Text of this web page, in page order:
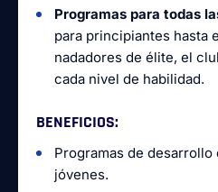
Programas para todas
para principiantes hasta
nadadores de élite, el
cada nivel de habilidad.
BENEFICIOS:
Programas de
jóvenes.